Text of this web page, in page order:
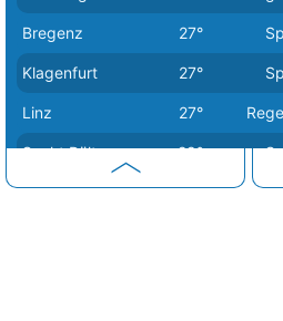
Bregenz 27°
Klagenfurt 27°
Linz 27°
Sankt Pölten 29°
Wien 31°